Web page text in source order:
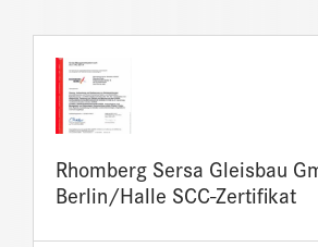
Rhomberg Sersa Gleisbau
Berlin/Halle SCC-Zertifikat